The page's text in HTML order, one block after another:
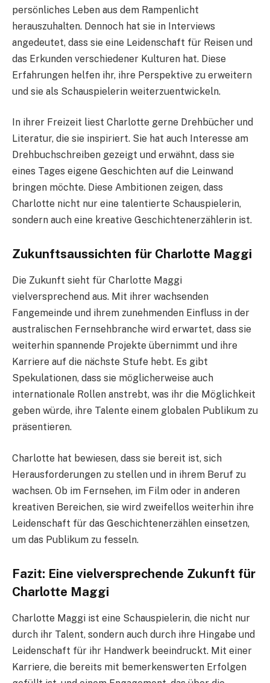
persönliches Leben aus dem Rampenlicht
herauszuhalten. Dennoch hat sie in Interviews
angedeutet, dass sie eine Leidenschaft für Reisen und
das Erkunden verschiedener Kulturen hat. Diese
Erfahrungen helfen ihr, ihre Perspektive zu erweitern
und sie als Schauspielerin weiterzuentwickeln.
In ihrer Freizeit liest Charlotte gerne Drehbücher und
Literatur, die sie inspiriert. Sie hat auch Interesse am
Drehbuchschreiben gezeigt und erwähnt, dass sie
eines Tages eigene Geschichten auf die Leinwand
bringen möchte. Diese Ambitionen zeigen, dass
Charlotte nicht nur eine talentierte Schauspielerin,
sondern auch eine kreative Geschichtenerzählerin ist.
Zukunftsaussichten für Charlotte Maggi
Die Zukunft sieht für Charlotte Maggi
vielversprechend aus. Mit ihrer wachsenden
Fangemeinde und ihrem zunehmenden Einfluss in der
australischen Fernsehbranche wird erwartet, dass sie
weiterhin spannende Projekte übernimmt und ihre
Karriere auf die nächste Stufe hebt. Es gibt
Spekulationen, dass sie möglicherweise auch
internationale Rollen anstrebt, was ihr die Möglichkeit
geben würde, ihre Talente einem globalen Publikum zu
präsentieren.
Charlotte hat bewiesen, dass sie bereit ist, sich
Herausforderungen zu stellen und in ihrem Beruf zu
wachsen. Ob im Fernsehen, im Film oder in anderen
kreativen Bereichen, sie wird zweifellos weiterhin ihre
Leidenschaft für das Geschichtenerzählen einsetzen,
um das Publikum zu fesseln.
Fazit: Eine vielversprechende Zukunft für
Charlotte Maggi
Charlotte Maggi ist eine Schauspielerin, die nicht nur
durch ihr Talent, sondern auch durch ihre Hingabe und
Leidenschaft für ihr Handwerk beeindruckt. Mit einer
Karriere, die bereits mit bemerkenswerten Erfolgen